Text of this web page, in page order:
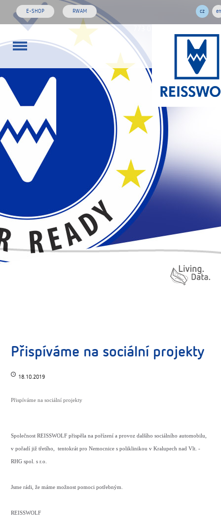
E-SHOP RWAM cz en
Přispíváme na sociální projekty
18.10.2019
Přispíváme na sociální projekty
Společnost REISSWOLF přispěla na pořízení a provoz dalšího sociálního automobilu,
v pořadí již třetího, tentokrát pro Nemocnice s poliklinikou v Kralupech nad Vlt. -
RHG spol. s r.o.
Jsme rádi, že máme možnost pomoci potřebným.
REISSWOLF